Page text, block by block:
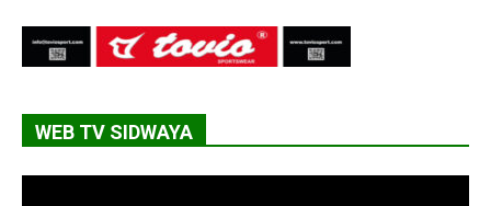
WEB TV SIDWAYA